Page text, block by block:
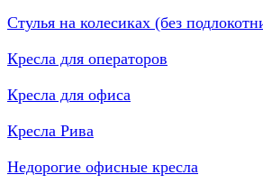
Стулья на колесиках (без
Кресла для операторов
Кресла для офиса
Кресла Рива
Недорогие офисные кресла